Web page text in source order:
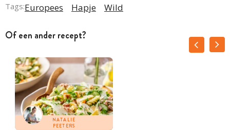
Tags:Europees Hapje Wild
Of een ander recept?
NATALIE
PEETERS